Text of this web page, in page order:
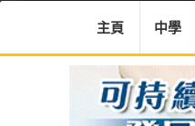
主頁 中學